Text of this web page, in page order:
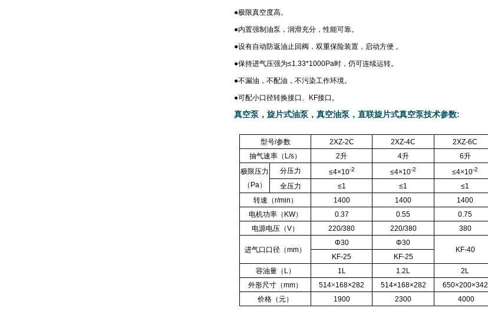
●极限真空度高。
●内置强制油泵，润滑充分，性能可靠。
●设有自动防返油止回阀，双重保险装置，启动方便 。
●保持进气压强为≤1.33*1000Pa时，仍可连续运转。
●不漏油，不配油，不污染工作环境。
●可配小口径转换接口、KF接口。
真空泵，旋片式油泵，真空油泵，直联旋片式真空泵技术参数:
型号/参数 2XZ-2C 2XZ-4C 2XZ-6C
抽气速率（L/s）
2升 4升 6升
极限压力
（Pa）
分压力 ≤4×10-2 ≤4×10-2 ≤4×10-2
全压力 ≤1 ≤1 ≤1
转速（r/min）
1400 1400 1400
电机功率（KW）
0.37 0.55 0.75
电源电压（V）
220/380 220/380 380
进气口口径（mm）
Φ30
Φ30
KF-40
KF-25
KF-25
容油量（L）
1L 1.2L 2L
外形尺寸（mm）
514×168×282 514×168×282 650×200×342
价格（元）
1900 2300 4000